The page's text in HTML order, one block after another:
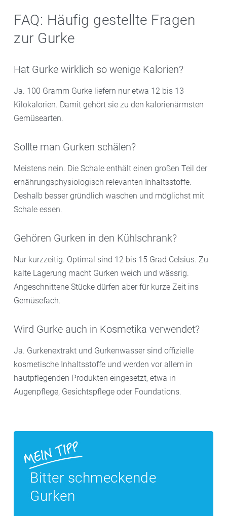
FAQ: Häufig gestellte Fragen
zur Gurke
Hat Gurke wirklich so wenige Kalorien?
Ja. 100 Gramm Gurke liefern nur etwa 12 bis 13
Kilokalorien. Damit gehört sie zu den kalorienärmsten
Gemüsearten.
Sollte man Gurken schälen?
Meistens nein. Die Schale enthält einen großen Teil der
ernährungsphysiologisch relevanten Inhaltsstoffe.
Deshalb besser gründlich waschen und möglichst mit
Schale essen.
Gehören Gurken in den Kühlschrank?
Nur kurzzeitig. Optimal sind 12 bis 15 Grad Celsius. Zu
kalte Lagerung macht Gurken weich und wässrig.
Angeschnittene Stücke dürfen aber für kurze Zeit ins
Gemüsefach.
Wird Gurke auch in Kosmetika verwendet?
Ja. Gurkenextrakt und Gurkenwasser sind offizielle
kosmetische Inhaltsstoffe und werden vor allem in
hautpflegenden Produkten eingesetzt, etwa in
Augenpflege, Gesichtspflege oder Foundations.
Bitter schmeckende
Gurken